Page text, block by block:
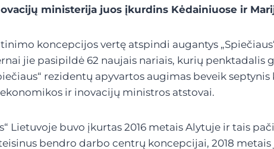
ministerija juos įkurdins Kėdainiuose ir
koncepcijos vertę atspindi augantys
jie pasipildė 62 naujais nariais, kurių penktadalis
rezidentų apyvartos augimas beveik
ir inovacijų ministros atstovai.
Lietuvoje buvo įkurtas 2016 metais Alytuje ir tais
bendro darbo centrų koncepcijai, 2018